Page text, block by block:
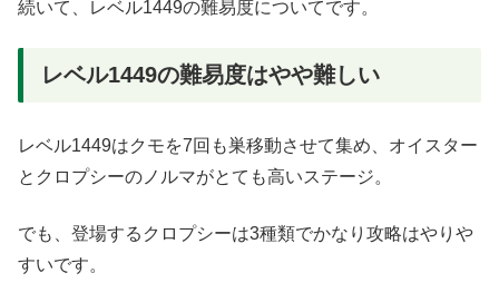
続いて、レベル1449の難易度についてです。
レベル1449の難易度はやや難しい
レベル1449はクモを7回も巣移動させて集め、オイスター
とクロプシーのノルマがとても高いステージ。
でも、登場するクロプシーは3種類でかなり攻略はやりや
すいです。